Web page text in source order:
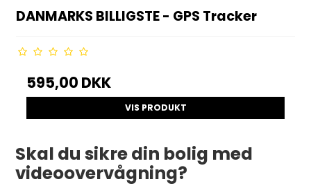
DANMARKS BILLIGSTE - GPS Tracker
595,00 DKK
VIS PRODUKT
Skal du sikre din bolig med
videoovervågning?